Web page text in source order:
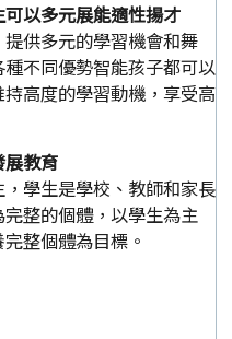
可以多元展能適性揚才
供多元的學習機會和舞
不同優勢智能孩子都可以
高度的學習動機，享受高
展教育
學生是學校、教師和家長
整的個體，以學生為主
整個體為目標。